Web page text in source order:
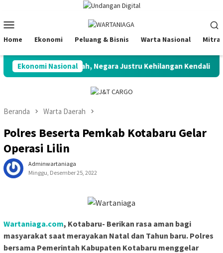
konten
Mobile
Home Ekonomi Peluang & Bisnis Warta Nasional Mitra
Ekonomi Nasional
Potensi Melimpah, Negara Justru Kehilangan Kendali
Beranda Warta Daerah
Polres Beserta Pemkab Kotabaru Gelar
Operasi Lilin
Adminwartaniaga
Minggu, Desember 25, 2022
Wartaniaga.com, Kotabaru- Berikan rasa aman bagi
masyarakat saat merayakan Natal dan Tahun baru. Polres
bersama Pemerintah Kabupaten Kotabaru menggelar